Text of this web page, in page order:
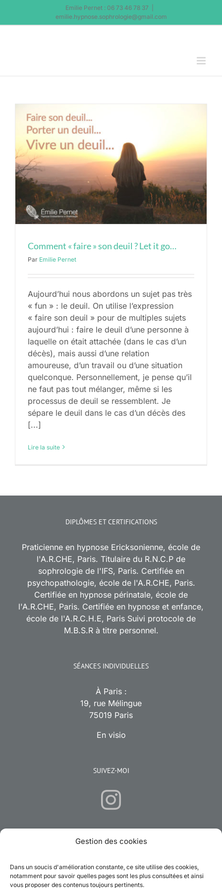
Gestion des cookies
Dans un soucis d'amélioration constante, ce site utilise des cookies,
notamment pour savoir quelles pages sont les plus consultées et ainsi
vous proposer des contenus toujours pertinents.
Emilie Pernet : 06 73 46 78 37
emilie.hypnose.sophrologie@gmail.com
Comment « faire » son deuil ? Let it go…
Par Emilie Pernet
Aujourd’hui nous abordons un sujet pas très
« fun » : le deuil. On utilise l’expression
« faire son deuil » pour de multiples sujets
aujourd’hui : faire le deuil d’une personne à
laquelle on était attachée (dans le cas d’un
décès), mais aussi d’une relation
amoureuse, d’un travail ou d’une situation
quelconque. Personnellement, je pense qu’il
ne faut pas tout mélanger, même si les
processus de deuil se ressemblent. Je
sépare le deuil dans le cas d’un décès des
[...]
Lire la suite
DIPLÔMES ET CERTIFICATIONS
Praticienne en hypnose Ericksonienne, école de
l'A.R.CHE, Paris. Titulaire du R.N.C.P de
sophrologie de l'IFS, Paris. Certifiée en
psychopathologie, école de l'A.R.CHE, Paris.
Certifiée en hypnose périnatale, école de
l'A.R.CHE, Paris. Certifiée en hypnose et enfance,
école de l'A.R.C.H.E, Paris Suivi protocole de
M.B.S.R à titre personnel.
SÉANCES INDIVIDUELLES
À Paris :
19, rue Mélingue
75019 Paris
En visio
SUIVEZ-MOI
CONTACTEZ-MOI
Email:emilie.hypnose.sophrologie@gmail.com